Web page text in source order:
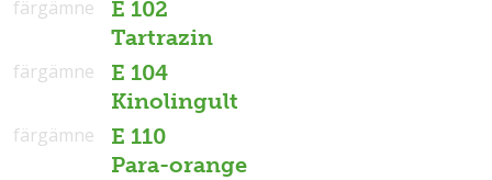
E 102
Tartrazin
färgämne
E 104
Kinolingult
färgämne
E 110
Para-orange
färgämne